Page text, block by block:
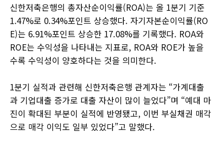
신한저축은행의 총자산순이익률(ROA)는 올 1분기 기준
1.47%로 0.34%포인트 상승했다. 자기자본순이익률(RO
E)는 6.91%포인트 상승한 17.08%를 기록했다. ROA와
ROE는 수익성을 나타내는 지표로, ROA와 ROE가 높을
수록 수익성이 양호하다는 것을 의미한다.
1분기 실적과 관련해 신한저축은행 관계자는 “가계대출
과 기업대출 증가로 대출 자산이 많이 늘었다”며 “예대 마
진이 확대된 부분이 실적에 반영됐고, 이번 부실채권 매각
으로 매각 이익도 일부 있었다”고 말했다.